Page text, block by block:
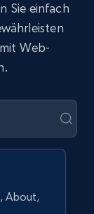
Sie einfach
Web-
About,